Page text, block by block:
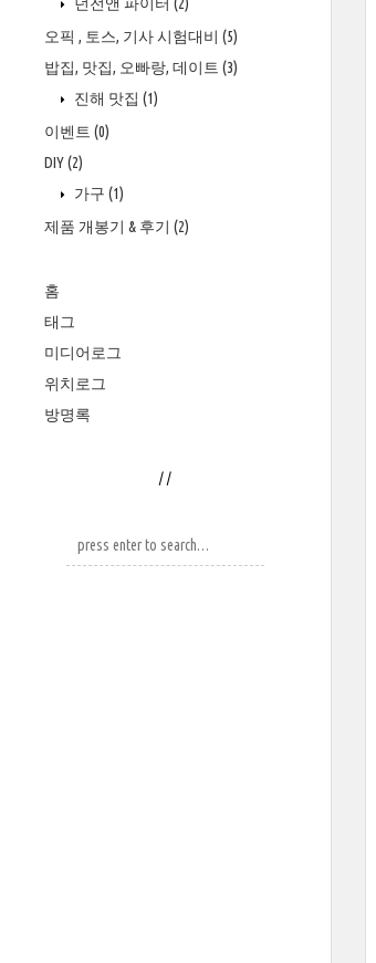
오픽 , 토스, 기사 시험대비 (5)
밥집, 맛집, 오빠랑, 데이트 (3)
진해 맛집 (1)
이벤트 (0)
DIY(2)
가구 (1)
제품 개봉기 & 후기 (2)
홈
태그
미디어로그
위치로그
방명록
/ /